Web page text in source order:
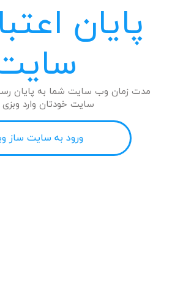
پایان
مدت زمان وب سایت شما به پایان
سایت خودتان وارد
ورود به سایت ساز